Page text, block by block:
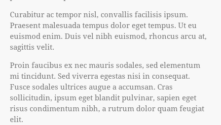
Curabitur ac tempor nisl, convallis facilisis ipsum.
Praesent malesuada tempus dolor eget tempus. Ut eu
euismod enim. Duis vel nibh euismod, rhoncus arcu at,
sagittis velit.
Proin faucibus ex nec mauris sodales, sed elementum
mi tincidunt. Sed viverra egestas nisi in consequat.
Fusce sodales ultrices augue a accumsan. Cras
sollicitudin, ipsum eget blandit pulvinar, sapien eget
risus condimentum nibh, a rutrum dolor quam feugiat
elit.